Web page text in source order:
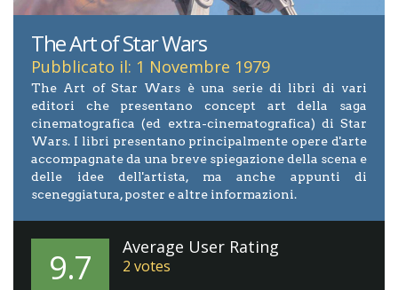
The Art of Star Wars
Pubblicato il: 1 Novembre 1979
The Art of Star Wars è una serie di libri di vari
editori che presentano concept art della saga
cinematografica (ed extra-cinematografica) di Star
Wars. I libri presentano principalmente opere d'arte
accompagnate da una breve spiegazione della scena e
delle idee dell'artista, ma anche appunti di
sceneggiatura, poster e altre informazioni.
9.7 Average User Rating
2 votes